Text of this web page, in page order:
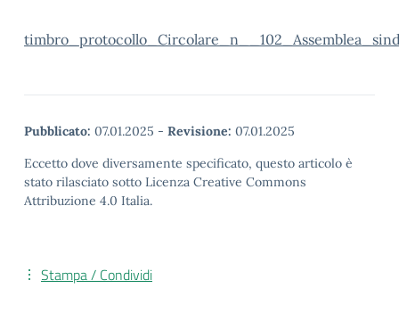
Pubblicato: 07.01.2025 - Revisione: 07.01.2025
Eccetto dove diversamente specificato, questo articolo è
stato rilasciato sotto Licenza Creative Commons
Attribuzione 4.0 Italia.
Stampa / Condividi